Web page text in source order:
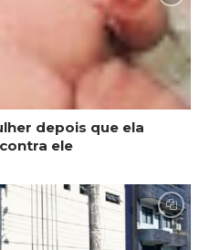
depois que ela
ele